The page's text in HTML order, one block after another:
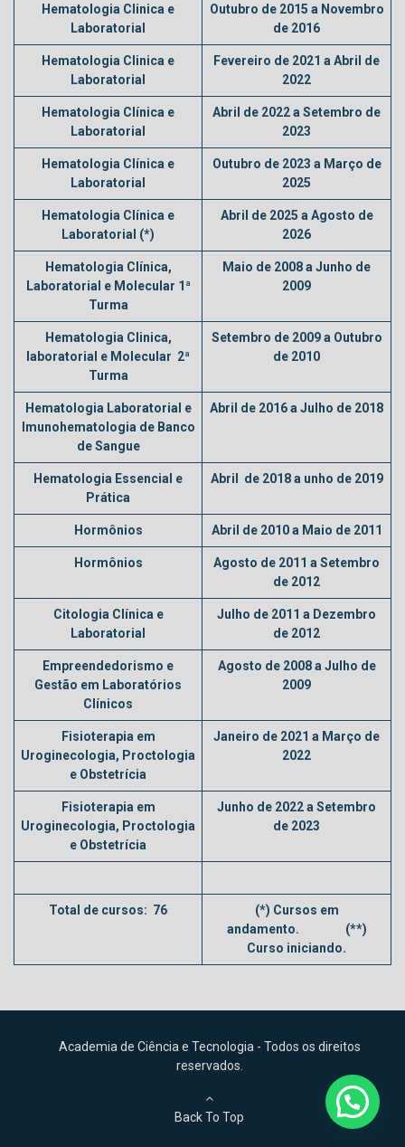
Hematologia Clinica e
Laboratorial
Outubro de 2015 a Novembro
de 2016
Hematologia Clinica e
Laboratorial
Fevereiro de 2021 a Abril de
2022
Hematologia Clínica e
Laboratorial
Abril de 2022 a Setembro de
2023
Hematologia Clínica e
Laboratorial
Outubro de 2023 a Março de
2025
Hematologia Clínica e
Laboratorial (*)
Abril de 2025 a Agosto de
2026
Hematologia Clínica,
Laboratorial e Molecular 1ª
Turma
Maio de 2008 a Junho de
2009
Hematologia Clinica,
laboratorial e Molecular 2ª
Turma
Setembro de 2009 a Outubro
de 2010
Hematologia Laboratorial e
Imunohematologia de Banco
de Sangue
Abril de 2016 a Julho de 2018
Hematologia Essencial e
Prática
Abril de 2018 a unho de 2019
Hormônios Abril de 2010 a Maio de 2011
Hormônios
Agosto de 2011 a Setembro
de 2012
Citologia Clínica e
Laboratorial
Julho de 2011 a Dezembro
de 2012
Empreendedorismo e
Gestão em Laboratórios
Clínicos
Agosto de 2008 a Julho de
2009
Fisioterapia em
Uroginecologia, Proctologia
e Obstetrícia
Janeiro de 2021 a Março de
2022
Fisioterapia em
Uroginecologia, Proctologia
e Obstetrícia
Junho de 2022 a Setembro
de 2023
Total de cursos: 76
(*) Cursos em
andamento. (**)
Curso iniciando.
Academia de Ciência e Tecnologia - Todos os direitos
reservados.
Back To Top